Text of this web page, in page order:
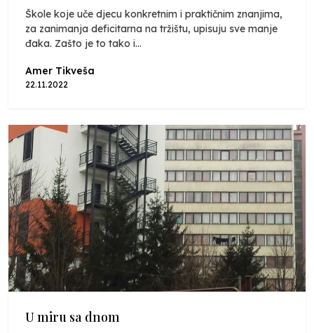
Škole koje uče djecu konkretnim i praktičnim znanjima,
za zanimanja deficitarna na tržištu, upisuju sve manje
đaka. Zašto je to tako i...
Amer Tikveša
22.11.2022
U miru sa dnom